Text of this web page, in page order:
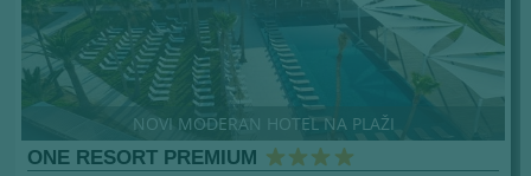
NOVI MODERAN HOTEL NA PLAŽI
ONE RESORT PREMIUM